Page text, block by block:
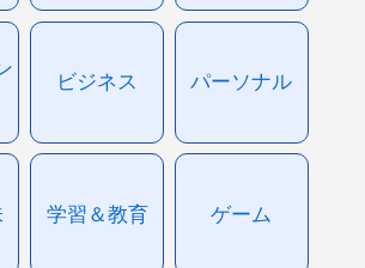
ビジネス パーソナル
学習＆教育 ゲーム